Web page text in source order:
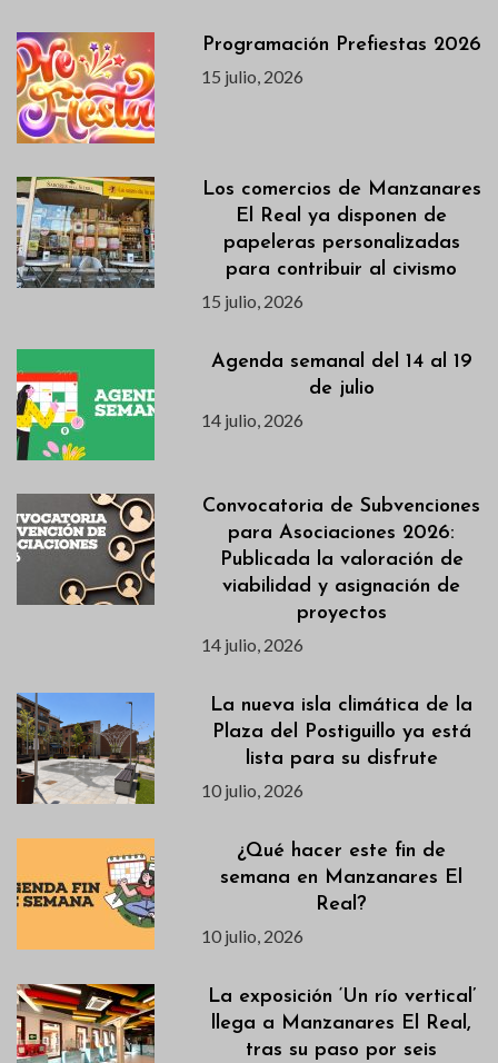
Programación Prefiestas 2026
15 julio, 2026
Los comercios de Manzanares
El Real ya disponen de
papeleras personalizadas
para contribuir al civismo
15 julio, 2026
Agenda semanal del 14 al 19
de julio
14 julio, 2026
Convocatoria de Subvenciones
para Asociaciones 2026:
Publicada la valoración de
viabilidad y asignación de
proyectos
14 julio, 2026
La nueva isla climática de la
Plaza del Postiguillo ya está
lista para su disfrute
10 julio, 2026
¿Qué hacer este fin de
semana en Manzanares El
Real?
10 julio, 2026
La exposición ‘Un río vertical’
llega a Manzanares El Real,
tras su paso por seis